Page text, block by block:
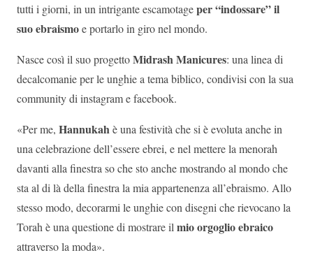
tutti i giorni, in un intrigante escamotageper “indossare” il
suo ebraismoe portarlo in giro nel mondo.
Nasce così il suo progettoMidrash Manicures: una linea di
decalcomanie per le unghie a tema biblico, condivisi con la sua
community di instagram e facebook.
«Per me, Hannukahè una festività che si è evoluta anche in
una celebrazione dell’essere ebrei, e nel mettere la menorah
davanti alla finestra so che sto anche mostrando al mondo che
sta al di là della finestra la mia appartenenza all’ebraismo. Allo
stesso modo, decorarmi le unghie con disegni che rievocano la
Torah è una questione di mostrare ilmio orgoglio ebraico
attraverso la moda».